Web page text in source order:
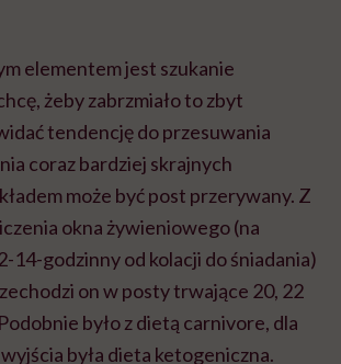
on w posty trwające 20, 22
była dieta ketogeniczna.
modnych diet, które trendują
łączą dwie rzeczy: eliminacje i
diet, które zaczęły się jako trend
nich mówić, stosować je — a
zaczęła sprawdzać, czy
sens? I w którym momencie